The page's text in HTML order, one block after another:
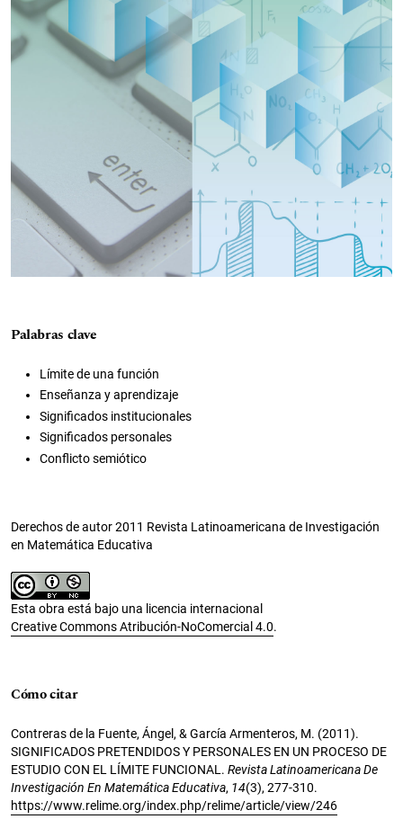
Palabras clave
Límite de una función
Enseñanza y aprendizaje
Significados institucionales
Significados personales
Conflicto semiótico
Derechos de autor 2011 Revista Latinoamericana de Investigación
en Matemática Educativa
Esta obra está bajo una licencia internacional
Creative Commons Atribución-NoComercial 4.0.
Cómo citar
Contreras de la Fuente, Ángel, & García Armenteros, M. (2011).
SIGNIFICADOS PRETENDIDOS Y PERSONALES EN UN PROCESO DE
ESTUDIO CON EL LÍMITE FUNCIONAL. Revista Latinoamericana De
Investigación En Matemática Educativa, 14(3), 277-310.
https://www.relime.org/index.php/relime/article/view/246